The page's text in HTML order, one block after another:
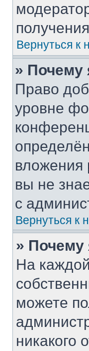
Вернуться к
» Почему
Право
уровне
вложения
вы не
с
Вернуться к
» Почему
На
можете
никакого